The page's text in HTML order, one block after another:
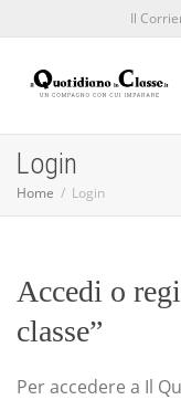
Il
Login
Home Login
Accedi o
classe”
Per accedere a Il